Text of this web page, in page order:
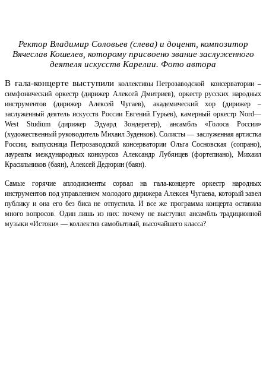
Ректор Владимир Соловьев (слева) и доцент, композитор
Вячеслав Кошелев, которому присвоено звание заслуженного
деятеля искусств Карелии. Фото автора
В гала-концерте выступили коллективы Петрозаводской консерватории –
симфонический оркестр (дирижер Алексей Дмитриев), оркестр русских народных
инструментов (дирижер Алексей Чугаев), академический хор (дирижер –
заслуженный деятель искусств России Евгений Гурьев), камерный оркестр Nord—
West Studium(дирижер Эдуард Зондерегер), ансамбль «Голоса России»
(художественный руководитель Михаил Зуденков). Cолисты — заслуженная артистка
России, выпускница Петрозаводской консерватории Ольга Сосновская (сопрано),
лауреаты международных конкурсов Александр Лубянцев (фортепиано), Михаил
Красильников (баян), Алексей Дедюрин (баян).
Самые горячие аплодисменты сорвал на гала-концерте оркестр народных
инструментов под управлением молодого дирижера Алексея Чугаева, который завел
публику иона егобез биса не отпустила. И все же программа концерта оставила
много вопросов. Один лишь из них: почему не выступил ансамбль традиционной
музыки «Истоки» — коллектив самобытный, высочайшего класса?